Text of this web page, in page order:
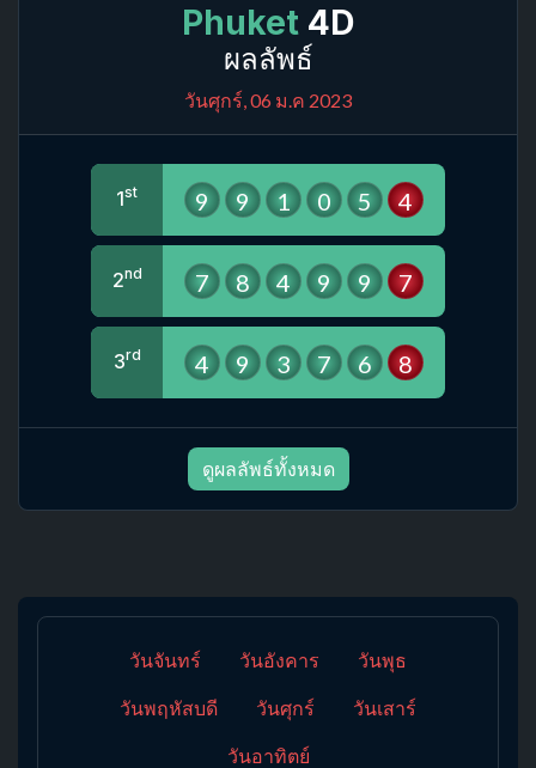
Phuket 4D
ผลลัพธ์
วันศุกร์, 06 ม.ค 2023
1st 9 9 1 0 5 4
2nd 7 8 4 9 9 7
3rd 4 9 3 7 6 8
ดูผลลัพธ์ทั้งหมด
วันจันทร์ วันอังคาร วันพุธ
วันพฤหัสบดี วันศุกร์ วันเสาร์
วันอาทิตย์